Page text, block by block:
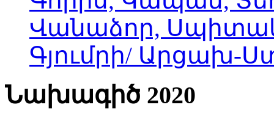
Վանաձոր,
Գյումրի/ Արցախ-
Նախագիծ 2020